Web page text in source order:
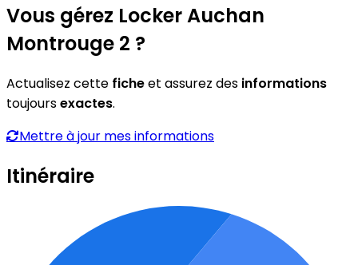
Vous gérez Locker Auchan
Montrouge 2 ?
Actualisez cette ficheet assurez des informations
toujoursexactes.
Mettre à jour mes informations
Itinéraire